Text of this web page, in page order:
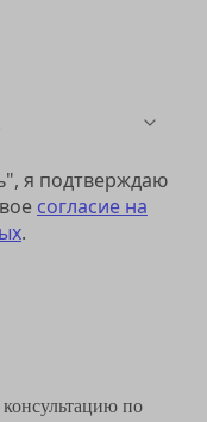
я подтверждаю
согласие на
.
по